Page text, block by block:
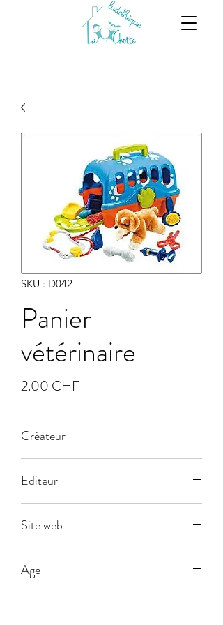
SKU : D042
Panier
vétérinaire
2.00 CHFPrix
Créateur
Editeur
Site web
Age